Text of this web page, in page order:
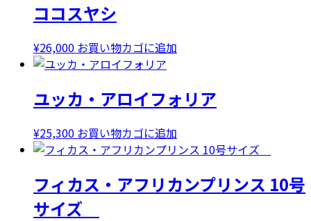
格
は
¥32,000
で
た。
は
¥28,000
す。
ココスヤシ
¥26,000 お買い物カゴに追加
ユッカ・アロイフォリア
¥25,300 お買い物カゴに追加
フィカス・アフリカンプリンス 10号
サイズ